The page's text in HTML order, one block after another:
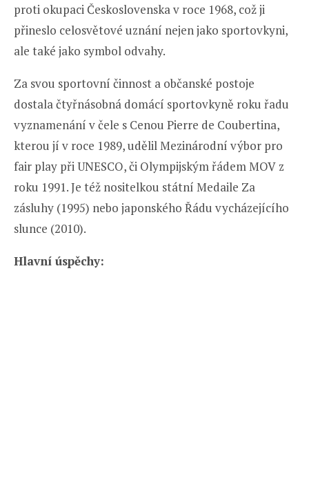
proti okupaci Československa v roce 1968, což ji
přineslo celosvětové uznání nejen jako sportovkyni,
ale také jako symbol odvahy.
Za svou sportovní činnost a občanské postoje
dostala čtyřnásobná domácí sportovkyně roku řadu
vyznamenání v čele s Cenou Pierre de Coubertina,
kterou jí v roce 1989, udělil Mezinárodní výbor pro
fair play při UNESCO, či Olympijským řádem MOV z
roku 1991. Je též nositelkou státní Medaile Za
zásluhy (1995) nebo japonského Řádu vycházejícího
slunce (2010).
Hlavní úspěchy: